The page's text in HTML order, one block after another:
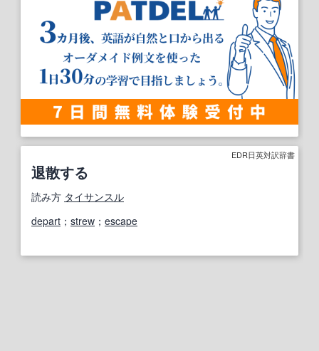
EDR日英対訳辞書
退散する
読み方 タイサンスル
depart ； strew ； escape